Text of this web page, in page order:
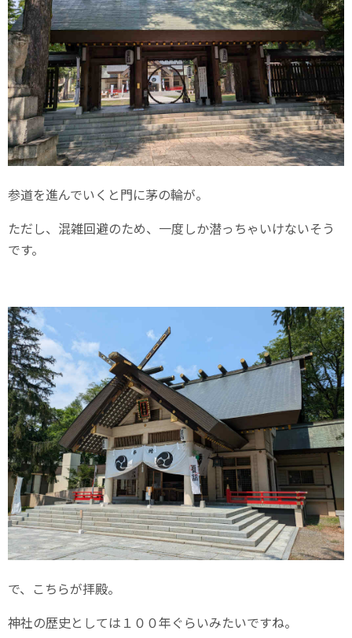
参道を進んでいくと門に茅の輪が。
ただし、混雑回避のため、一度しか潜っちゃいけないそう
です。
で、こちらが拝殿。
神社の歴史としては１００年ぐらいみたいですね。